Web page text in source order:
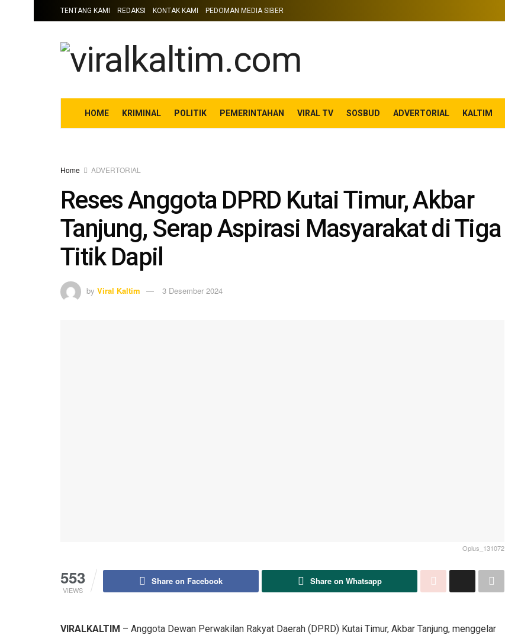
TENTANG KAMI REDAKSI KONTAK KAMI PEDOMAN MEDIA SIBER
HOME KRIMINAL POLITIK PEMERINTAHAN VIRAL TV SOSBUD ADVERTORIAL KALTIM
Home ADVERTORIAL
Reses Anggota DPRD Kutai Timur, Akbar
Tanjung, Serap Aspirasi Masyarakat di Tiga
Titik Dapil
by Viral Kaltim 3 Desember 2024
Oplus_131072
553
VIEWS
Share on Facebook Share on Whatsapp
VIRALKALTIM – Anggota Dewan Perwakilan Rakyat Daerah (DPRD) Kutai Timur, Akbar Tanjung, menggelar